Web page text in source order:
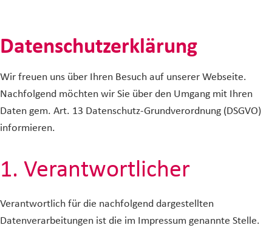
Datenschutz­erklärung
Wir freuen uns über Ihren Besuch auf unserer Webseite.
Nachfolgend möchten wir Sie über den Umgang mit Ihren
Daten gem. Art. 13 Datenschutz-Grundverordnung (DSGVO)
informieren.
1. Verantwortlicher
Verantwortlich für die nachfolgend dargestellten
Datenverarbeitungen ist die im Impressum genannte Stelle.